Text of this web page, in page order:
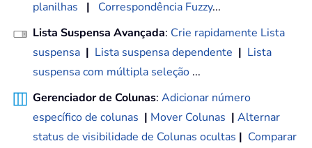
planilhas | Correspondência Fuzzy...
Lista Suspensa Avançada: Crie rapidamente Lista
suspensa | Lista suspensa dependente | Lista
suspensa com múltipla seleção ...
Gerenciador de Colunas: Adicionar número
específico de colunas | Mover Colunas | Alternar
status de visibilidade de Colunas ocultas | Comparar